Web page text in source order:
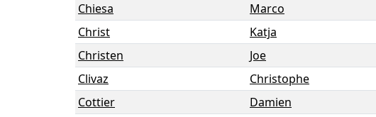
Chiesa
Marco
Christ
Katja
Christen
Joe
Clivaz
Christophe
Cottier
Damien